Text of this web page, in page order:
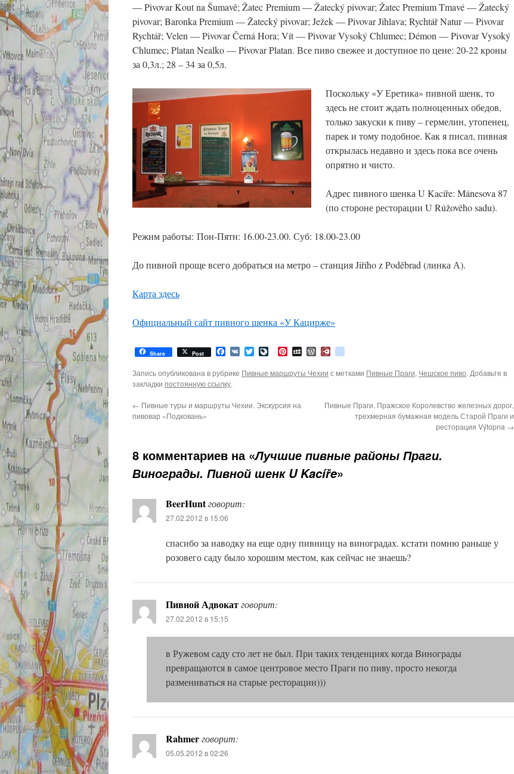
— Pivovar Kout na Šumavě; Žatec Premium — Žatecký pivovar; Žatec Premium Tmavé — Žatecký
pivovar; Baronka Premium — Žatecký pivovar; Ježek — Pivovar Jihlava; Rychtář Natur — Pivovar
Rychtář; Velen — Pivovar Černá Hora; Vít — Pivovar Vysoký Chlumec; Démon — Pivovar Vysoký
Chlumec; Platan Nealko — Pivovar Platan. Все пиво свежее и доступное по цене: 20-22 кроны
за 0,3л.; 28 – 34 за 0,5л.
Поскольку «У Еретика» пивной шенк, то
здесь не стоит ждать полноценных обедов,
только закуски к пиву – гермелин, утопенец,
парек и тому подобное. Как я писал, пивная
открылась недавно и здесь пока все очень
опрятно и чисто.
Адрес пивного шенка U Kacíře: Mánesova 87
(по стороне ресторации U Rúžověho sadu).
Режим работы: Пон-Пятн: 16.00-23.00. Суб: 18.00-23.00
До пивной проще всего добраться на метро – станция Jiřího z Poděbrad (линка А).
Карта здесь
Официальный сайт пивного шенка «У Кацирже»
Share Post Facebook
VK TwitterLiveJournal
PinterestMySpaceWordPress
Diary.Ru
Запись опубликована в рубрике Пивные маршруты Чехии с метками Пивные Праги, Чешское пиво. Добавьте в
закладки постоянную ссылку.
← Пивные туры и маршруты Чехии. Экскурсия на
пивовар «Подковань»
Пивные Праги. Пражское Королевство железных дорог,
трехмерная бумажная модель Старой Праги и
ресторация Výtopna →
8 комментариев на «Лучшие пивные районы Праги.
Винограды. Пивной шенк U Kacíře»
BeerHuntговорит:
27.02.2012 в 15:06
спасибо за наводку на еще одну пивницу на виноградах. кстати помню раньше у
розовего саду было хорошим местом, как сейчас не знаешь?
Пивной Адвокатговорит:
27.02.2012 в 15:15
в Ружевом саду сто лет не был. При таких тенденциях когда Винограды
превращаются в самое центровое место Праги по пиву, просто некогда
размениваться на старые ресторации)))
Rahmerговорит:
05.05.2012 в 02:26